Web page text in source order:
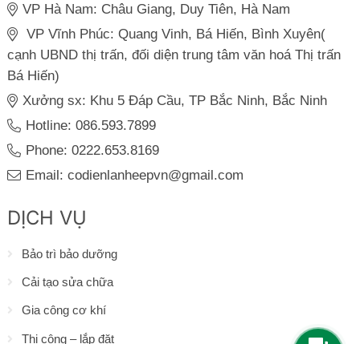
VP Hà Nam: Châu Giang, Duy Tiên, Hà Nam
VP Vĩnh Phúc: Quang Vinh, Bá Hiến, Bình Xuyên(
cạnh UBND thị trấn, đối diện trung tâm văn hoá Thị trấn
Bá Hiến)
Xưởng sx: Khu 5 Đáp Cầu, TP Bắc Ninh, Bắc Ninh
Hotline: 086.593.7899
Phone: 0222.653.8169
Email: codienlanheepvn@gmail.com
DỊCH VỤ
Bảo trì bảo dưỡng
Cải tạo sửa chữa
Gia công cơ khí
Thi công – lắp đặt